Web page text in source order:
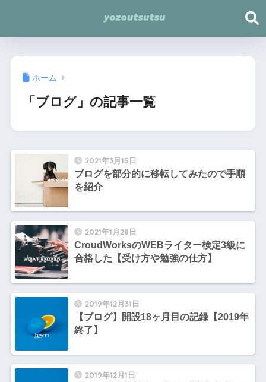
ホーム
「ブログ」の記事一覧
2021年3月15日
ブログを部分的に移転してみたので手順
を紹介
2021年1月28日
CroudWorksのWEBライター検定3級に
合格した【受け方や勉強の仕方】
2019年12月31日
【ブログ】開設18ヶ月目の記録【2019年
終了】
2019年12月1日